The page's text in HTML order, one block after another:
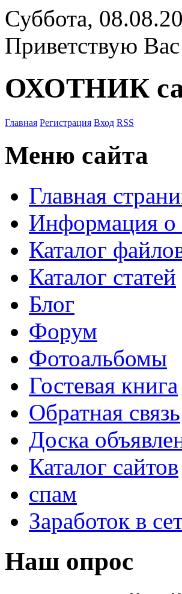
Суббота,
Приветствую Вас
ОХОТНИК
Главная Регистрация Вход RSS
Меню сайта
Главная
Информация о
Каталог
Каталог статей
Блог
Форум
Фотоальбомы
Гостевая книга
Обратная связь
Доска
Каталог сайтов
спам
Заработок в
Наш опрос